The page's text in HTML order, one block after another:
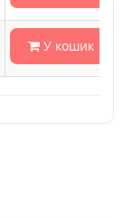
У кошик